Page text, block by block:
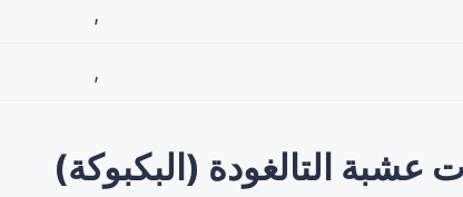
,
,
التالغودة (البكبوكة)